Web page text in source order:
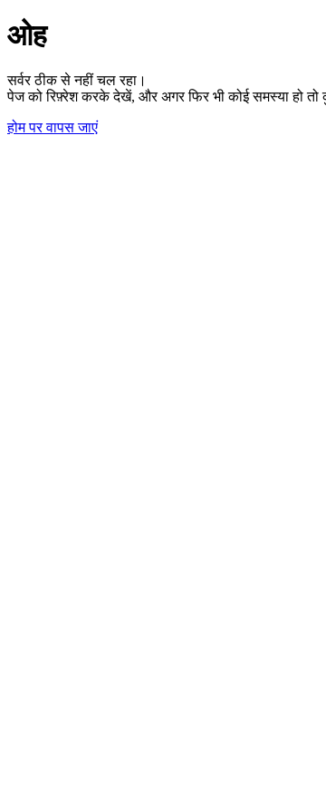
ओह
सर्वर ठीक से नहीं चल रहा।
पेज को रिफ़्रेश करके देखें, और अगर फिर भी कोई समस्या हो
होम पर वापस जाएं